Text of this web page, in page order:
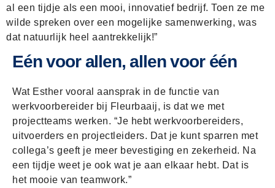
al een tijdje als een mooi, innovatief bedrijf. Toen ze me
wilde spreken over een mogelijke samenwerking, was
dat natuurlijk heel aantrekkelijk!”
Eén voor allen, allen voor één
Wat Esther vooral aansprak in de functie van
werkvoorbereider bij Fleurbaaij, is dat we met
projectteams werken. “Je hebt werkvoorbereiders,
uitvoerders en projectleiders. Dat je kunt sparren met
collega’s geeft je meer bevestiging en zekerheid. Na
een tijdje weet je ook wat je aan elkaar hebt. Dat is
het mooie van teamwork.”